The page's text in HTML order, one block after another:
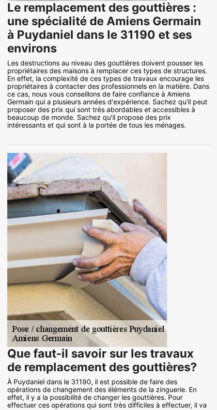
Le remplacement des gouttières :
une spécialité de Amiens Germain
à Puydaniel dans le 31190 et ses
environs
Les destructions au niveau des gouttières doivent pousser les
propriétaires des maisons à remplacer ces types de structures.
En effet, la complexité de ces types de travaux encourage les
propriétaires à contacter des professionnels en la matière. Dans
ce cas, nous vous conseillons de faire confiance à Amiens
Germain qui a plusieurs années d'expérience. Sachez qu'il peut
proposer des prix qui sont très abordables et accessibles à
beaucoup de monde. Sachez qu'il propose des prix
intéressants et qui sont à la portée de tous les ménages.
Que faut-il savoir sur les travaux
de remplacement des gouttières?
À Puydaniel dans le 31190, il est possible de faire des
opérations de changement des éléments de la zinguerie. En
effet, il y a la possibilité de changer les gouttières. Pour
effectuer ces opérations qui sont très difficiles à effectuer, il va